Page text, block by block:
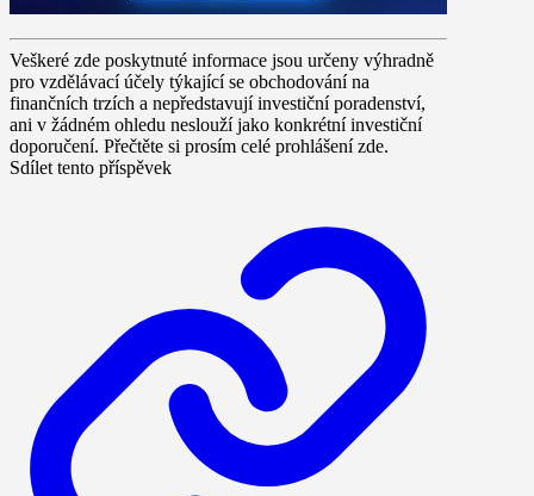
Veškeré zde poskytnuté informace jsou určeny výhradně
pro vzdělávací účely týkající se obchodování na
finančních trzích a nepředstavují investiční poradenství,
ani v žádném ohledu neslouží jako konkrétní investiční
doporučení. Přečtěte si prosím celé prohlášení zde.
Sdílet tento příspěvek